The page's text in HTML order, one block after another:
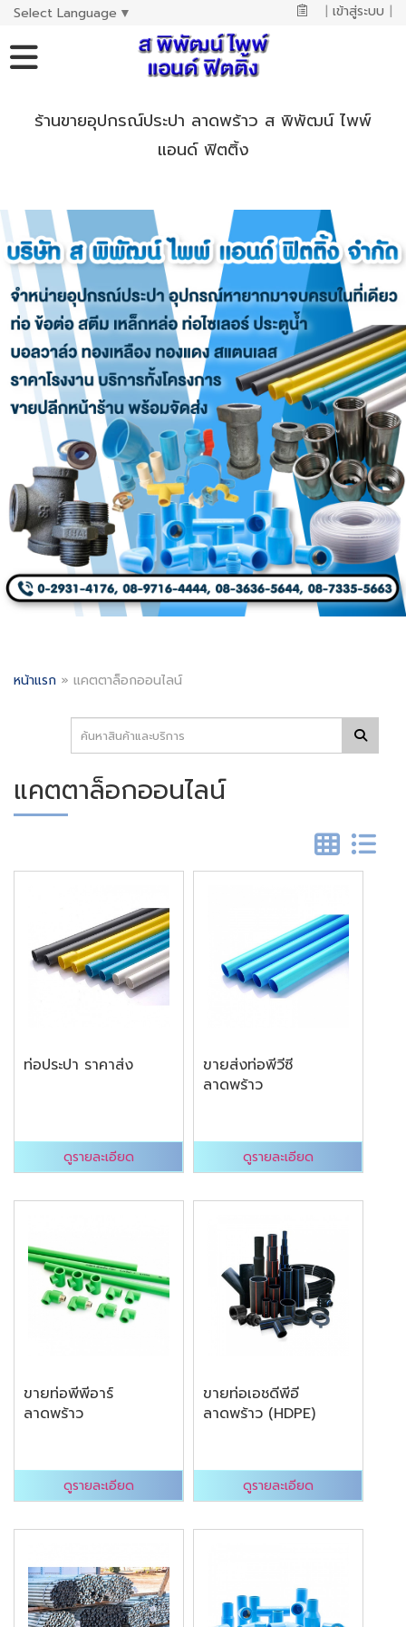
Select Language ▼ | เข้าสู่ระบบ |
ร้านขายอุปกรณ์ประปา ลาดพร้าว ส พิพัฒน์ ไพพ์
แอนด์ ฟิตติ้ง
หน้าแรก » แคตตาล็อกออนไลน์
แคตตาล็อกออนไลน์
ท่อประปา ราคาส่ง
ดูรายละเอียด
ขายส่งท่อพีวีซี
ลาดพร้าว
ดูรายละเอียด
ขายท่อพีพีอาร์
ลาดพร้าว
ดูรายละเอียด
ขายท่อเอชดีพีอี
ลาดพร้าว (HDPE)
ดูรายละเอียด